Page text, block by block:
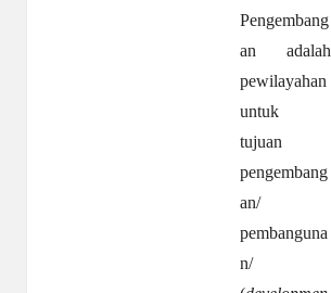
Pengembang
an adalah
pewilayahan
untuk
tujuan
pengembang
an/
pembanguna
n/